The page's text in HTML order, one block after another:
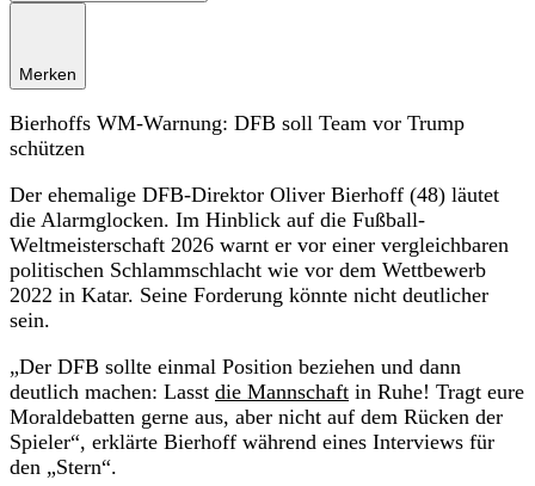
Merken
Bierhoffs WM-Warnung: DFB soll Team vor Trump
schützen
Der ehemalige DFB-Direktor Oliver Bierhoff (48) läutet
die Alarmglocken. Im Hinblick auf die Fußball-
Weltmeisterschaft 2026 warnt er vor einer vergleichbaren
politischen Schlammschlacht wie vor dem Wettbewerb
2022 in Katar. Seine Forderung könnte nicht deutlicher
sein.
„Der DFB sollte einmal Position beziehen und dann
deutlich machen: Lasst die Mannschaft in Ruhe! Tragt eure
Moraldebatten gerne aus, aber nicht auf dem Rücken der
Spieler“, erklärte Bierhoff während eines Interviews für
den „Stern“.